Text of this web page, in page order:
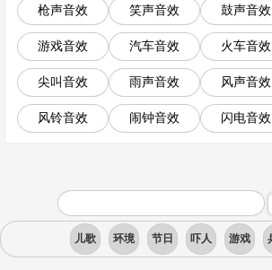
枪声音效 笑声音效 鼓声音效
游戏音效 汽车音效 火车音效
尖叫音效 雨声音效 风声音效
风铃音效 闹钟音效 闪电音效
儿歌 环境 节日 吓人 游戏